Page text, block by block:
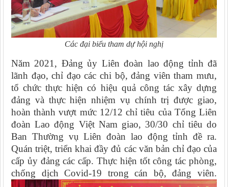
Các đại biểu tham dự hội nghị
Năm 2021, Đảng ủy Liên đoàn lao động tỉnh đã
lãnh đạo, chỉ đạo các chi bộ, đảng viên tham mưu,
tổ chức thực hiện có hiệu quả công tác xây dựng
đảng và thực hiện nhiệm vụ chính trị được giao,
hoàn thành vượt mức 12/12 chỉ tiêu của Tổng Liên
đoàn Lao động Việt Nam giao, 30/30 chỉ tiêu do
Ban Thường vụ Liên đoàn lao động tỉnh đề ra.
Quán triệt, triển khai đầy đủ các văn bản chỉ đạo của
cấp ủy đảng các cấp. Thực hiện tốt công tác phòng,
chống dịch Covid-19 trong cán bộ, đảng viên.